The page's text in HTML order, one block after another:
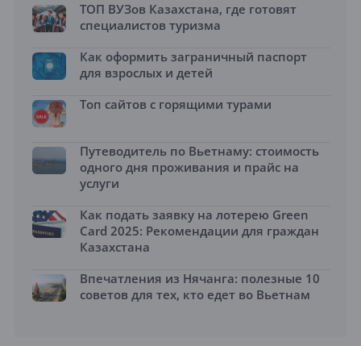
ТОП ВУЗов Казахстана, где готовят
специалистов туризма
Как оформить заграничный паспорт
для взрослых и детей
Топ сайтов с горящими турами
Путеводитель по Вьетнаму: стоимость
одного дня проживания и прайс на
услуги
Как подать заявку на лотерею Green
Card 2025: Рекомендации для граждан
Казахстана
Впечатления из Нячанга: полезные 10
советов для тех, кто едет во Вьетнам